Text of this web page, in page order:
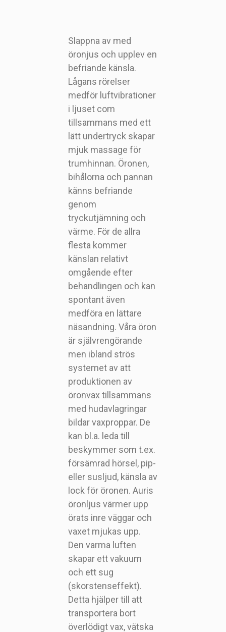
Slappna av med
öronjus och upplev en
befriande känsla.
Lågans rörelser
medför luftvibrationer
i ljuset com
tillsammans med ett
lätt undertryck skapar
mjuk massage för
trumhinnan. Öronen,
bihålorna och pannan
känns befriande
genom
tryckutjämning och
värme. För de allra
flesta kommer
känslan relativt
omgående efter
behandlingen och kan
spontant även
medföra en lättare
näsandning. Våra öron
är självrengörande
men ibland strös
systemet av att
produktionen av
öronvax tillsammans
med hudavlagringar
bildar vaxproppar. De
kan bl.a. leda till
beskymmer som t.ex.
försämrad hörsel, pip-
eller susljud, känsla av
lock för öronen. Auris
öronljus värmer upp
örats inre väggar och
vaxet mjukas upp.
Den varma luften
skapar ett vakuum
och ett sug
(skorstenseffekt).
Detta hjälper till att
transportera bort
överlödigt vax, vätska
Artikelnr L3002